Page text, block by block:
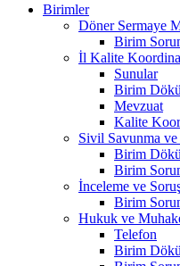
Birimler
Döner Sermaye
Birim
İl Kalite
Sunular
Birim
Mevzuat
Kalite
Sivil Savunma
Birim
Birim
İnceleme ve
Birim
Hukuk ve
Telefon
Birim